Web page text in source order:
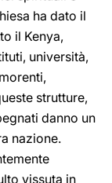
ha dato il
il Kenya,
università,
strutture,
danno un
nazione.
vissuta in